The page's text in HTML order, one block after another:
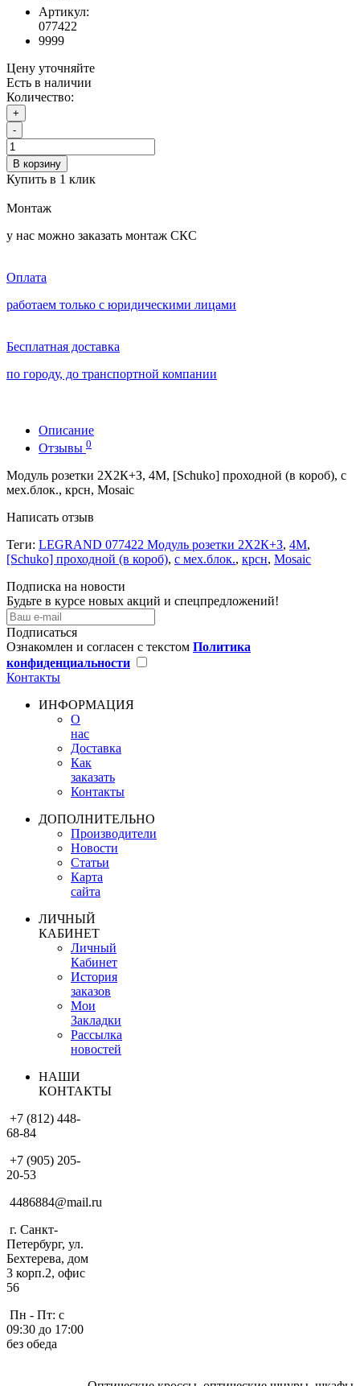
Артикул:
077422
9999
Цену уточняйте
Есть в наличии
Количество:
+
-
В корзину
Купить в 1 клик
Монтаж
у нас можно заказать монтаж СКС
Оплата
работаем только с юридическими лицами
Бесплатная доставка
по городу, до транспортной компании
Описание
Отзывы 0
Модуль розетки 2Х2К+З, 4М, [Schuko] проходной (в короб), с
мех.блок., крсн, Mosaic
Написать отзыв
Теги: LEGRAND 077422 Модуль розетки 2Х2К+З, 4М,
[Schuko] проходной (в короб), с мех.блок., крсн, Mosaic
Подписка на новости
Будьте в курсе новых акций и спецпредложений!
Подписаться
Ознакомлен и согласен с текстом Политика
конфиденциальности
Контакты
ИНФОРМАЦИЯ
О
нас
Доставка
Как
заказать
Контакты
ДОПОЛНИТЕЛЬНО
Производители
Новости
Статьи
Карта
сайта
ЛИЧНЫЙ
КАБИНЕТ
Личный
Кабинет
История
заказов
Мои
Закладки
Рассылка
новостей
НАШИ
КОНТАКТЫ
+7 (812) 448-
68-84
+7 (905) 205-
20-53
4486884@mail.ru
г. Санкт-
Петербург, ул.
Бехтерева, дом
3 корп.2, офис
56
Пн - Пт: с
09:30 до 17:00
без обеда